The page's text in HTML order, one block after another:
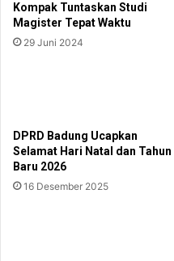
Kompak Tuntaskan Studi
Magister Tepat Waktu
29 Juni 2024
DPRD Badung Ucapkan
Selamat Hari Natal dan Tahun
Baru 2026
16 Desember 2025